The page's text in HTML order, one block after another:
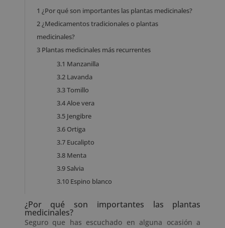
1 ¿Por qué son importantes las plantas medicinales?
2¿Medicamentos tradicionales o plantas
medicinales?
3Plantas medicinales más recurrentes
3.1 Manzanilla
3.2Lavanda
3.3Tomillo
3.4Aloe vera
3.5Jengibre
3.6Ortiga
3.7Eucalipto
3.8Menta
3.9Salvia
3.10Espino blanco
¿Por qué son importantes las plantas
medicinales?
Seguro que has escuchado en alguna ocasión a